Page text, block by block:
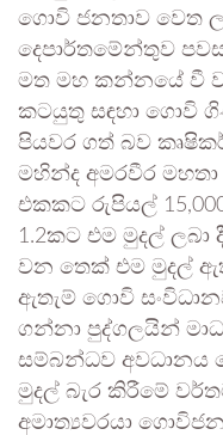
‌ගොවි ජනතාව වෙත
දෙපාර්තමේන්තුව
මත මහ කන්නයේ වී
කටයුතු සඳහා ගොවි
පියවර ගත් බව
මහින්ද අමරවීර
එකකට රුපියල්
1.2කට එම මුදල්
වන තෙක් එම මුදල්
ඇතැම් ගොවි
ගන්නා පුද්ගලයින්
සම්බන්ධව
මුදල් බැර කිරීමේ
අමාත්‍යවරයා